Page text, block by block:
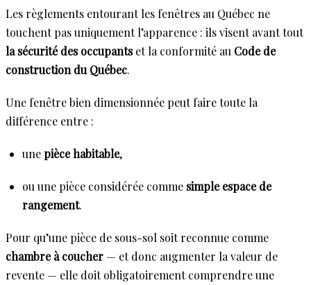
Les règlements entourant les fenêtres au Québec ne
touchent pas uniquement l’apparence : ils visent avant tout
la sécurité des occupantset la conformité au Code de
construction du Québec.
Une fenêtre bien dimensionnée peut faire toute la
différence entre :
unepièce habitable,
ou une pièce considérée comme simple espace de
rangement.
Pour qu’une pièce de sous-sol soit reconnue comme
chambre à coucher — et donc augmenter la valeur de
revente — elle doit obligatoirement comprendre une